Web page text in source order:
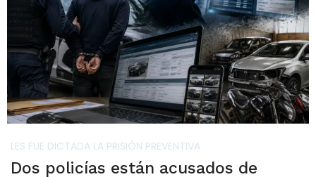
LES FUE DICTADA LA PRISIÓN PREVENTIVA
Dos policías están acusados de